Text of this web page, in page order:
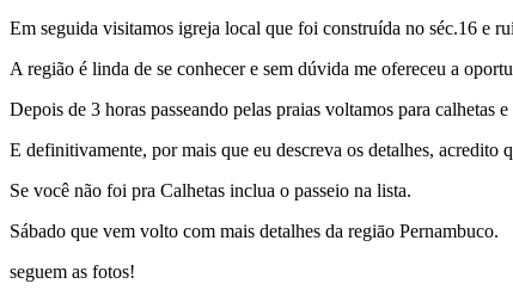
Em seguida visitamos igreja local que foi construída no séc.16 e
A região é linda de se conhecer e sem dúvida me ofereceu a
Depois de 3 horas passeando pelas praias voltamos para
E definitivamente, por mais que eu descreva os detalhes, acredito
Se você não foi pra Calhetas inclua o passeio na lista.
Sábado que vem volto com mais detalhes da regiāo Pernambuco.
seguem as fotos!